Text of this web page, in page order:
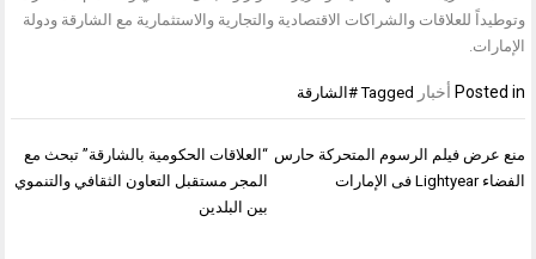
وتوطيداً للعلاقات والشراكات الاقتصادية والتجارية والاستثمارية مع الشارقة ودولة
الإمارات.
Posted in أخبار Tagged #الشارقة
تصفّح
المقالات
“العلاقات الحكومية بالشارقة” تبحث مع
المجر مستقبل التعاون الثقافي والتنموي
بين البلدين
منع عرض فيلم الرسوم المتحركة حارس
الفضاء Lightyear فى الإمارات